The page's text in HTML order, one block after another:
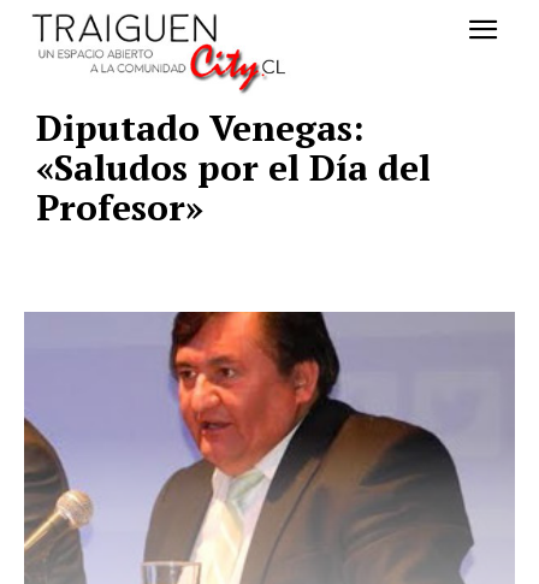
Diputado Venegas:
«Saludos por el Día del
Profesor»